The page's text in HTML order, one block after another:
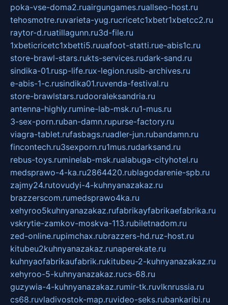
poka-vse-doma2.ruairgungames.ruallseo-host.ru
tehosmotre.ruvarieta-yug.rucricetc1xbetr1xbetcc2.ru
raytor-d.ruatillagunn.ru3d-file.ru
1xbeticricetc1xbetti5.ruuafoot-statti.rue-abis1c.ru
store-brawl-stars.rukts-services.rudark-sand.ru
sindika-01.rusp-life.rux-legion.rusib-archives.ru
e-abis-1-c.rusindika01.ruvenda-festival.ru
store-brawlstars.rudooraleksandria.ru
antenna-highly.rumine-lab-msk.ru1-mus.ru
3-sex-porn.ruban-damn.rupurse-factory.ru
viagra-tablet.rufasbags.ruadler-jun.rubandamn.ru
fincontech.ru3sexporn.ru1mus.rudarksand.ru
rebus-toys.ruminelab-msk.rualabuga-cityhotel.ru
medsprawo-4-ka.ru2864420.rublagodarenie-spb.ru
zajmy24.rutovudyi-4-kuhnyanazakaz.ru
brazzerscom.rumedsprawo4ka.ru
xehyroo5kuhnyanazakaz.rufabrikayfabrikaefabrika.ru
vskrytie-zamkov-moskva-113.rubiletnadom.ru
zed-online.rupimchax.rubrazzers-hd.ruz-host.ru
kitubeu2kuhnyanazakaz.runaperekate.ru
kuhnyaofabrikaufabrik.rukitubeu-2-kuhnyanazakaz.ru
xehyroo-5-kuhnyanazakaz.rucs-68.ru
guzywia-4-kuhnyanazakaz.rumir-tk.ruvlknrussia.ru
cs68.ruvladivostok-map.ruvideo-seks.rubankaribi.ru